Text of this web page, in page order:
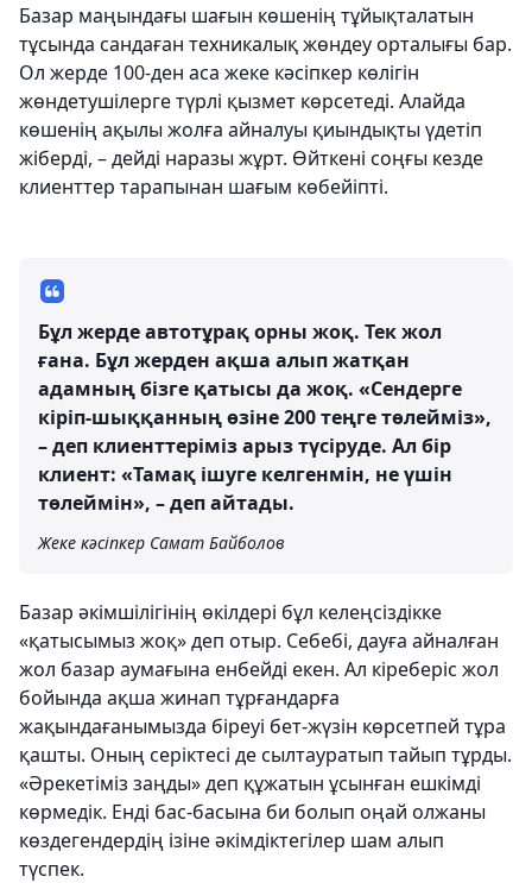
Базар маңындағы шағын көшенің тұйықталатын
тұсында сандаған техникалық жөндеу орталығы бар.
Ол жерде 100-ден аса жеке кәсіпкер көлігін
жөндетушілерге түрлі қызмет көрсетеді. Алайда
көшенің ақылы жолға айналуы қиындықты үдетіп
жіберді, – дейді наразы жұрт. Өйткені соңғы кезде
клиенттер тарапынан шағым көбейіпті.
Бұл жерде автотұрақ орны жоқ. Тек жол
ғана. Бұл жерден ақша алып жатқан
адамның бізге қатысы да жоқ. «Сендерге
кіріп-шыққанның өзіне 200 теңге төлейміз»,
– деп клиенттеріміз арыз түсіруде. Ал бір
клиент: «Тамақ ішуге келгенмін, не үшін
төлеймін», – деп айтады.
Жеке кәсіпкер Самат Байболов
Базар әкімшілігінің өкілдері бұл келеңсіздікке
«қатысымыз жоқ» деп отыр. Себебі, дауға айналған
жол базар аумағына енбейді екен. Ал кіреберіс жол
бойында ақша жинап тұрғандарға
жақындағанымызда біреуі бет-жүзін көрсетпей тұра
қашты. Оның серіктесі де сылтауратып тайып тұрды.
«Әрекетіміз заңды» деп құжатын ұсынған ешкімді
көрмедік. Енді бас-басына би болып оңай олжаны
көздегендердің ізіне әкімдіктегілер шам алып
түспек.